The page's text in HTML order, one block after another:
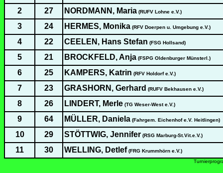
2 27 NORDMANN, Maria (RUFV Lohne e.V.)
3 24 HERMES, Monika (RFV Doerpen u. Umgebung e.V.)
4 22 CEELEN, Hans Stefan (FSG Hollsand)
5 21 BROCKFELD, Anja (FSPG Oldenburger Münsterl.)
6 25 KAMPERS, Katrin (RFV Holdorf e.V.)
7 23 GRASHORN, Gerhard (RUFV Bekhausen e.V.)
8 26 LINDERT, Merle (TG Weser-West e.V.)
9 64 MÜLLER, Daniela (Fahrgem. Eichenhof e.V. Heitlingen)
10 29 STÖTTWIG, Jennifer (RSG Marburg-St.Vit.e.V.)
11 30 WELLING, Detlef(FRG Krummhörn e.V.)